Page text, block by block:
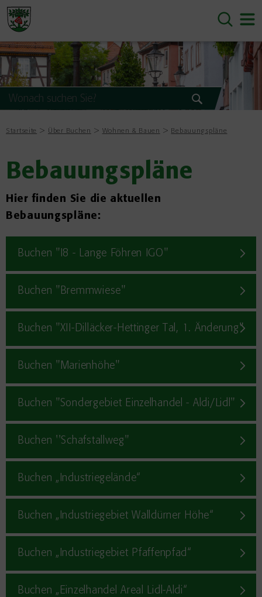
Startseite Über Buchen Wohnen & Bauen Bebauungspläne
Bebauungspläne
Hier finden Sie die aktuellen
Bebauungspläne:
Buchen "I8 - Lange Föhren IGO"
Buchen "Bremmwiese"
Buchen "XII-Dilläcker-Hettinger Tal, 1. Änderung"
Buchen "Marienhöhe"
Buchen "Sondergebiet Einzelhandel - Aldi/Lidl"
Buchen ''Schafstallweg"
Buchen „Industriegelände“
Buchen „Industriegebiet Walldürner Höhe“
Buchen „Industriegebiet Pfaffenpfad“
Buchen „Einzelhandel Areal Lidl-Aldi“